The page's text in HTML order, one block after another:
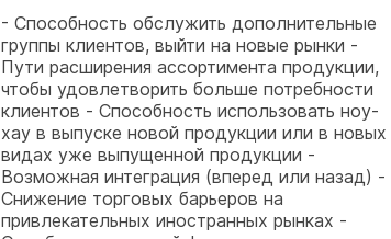
- Способность обслужить дополнительные
группы клиентов, выйти на новые рынки -
Пути расширения ассортимента продукции,
чтобы удовлетворить больше потребности
клиентов - Способность использовать ноу-
хау в выпуске новой продукции или в новых
видах уже выпущенной продукции -
Возможная интеграция (вперед или назад) -
Снижение торговых барьеров на
привлекательных иностранных рынках -